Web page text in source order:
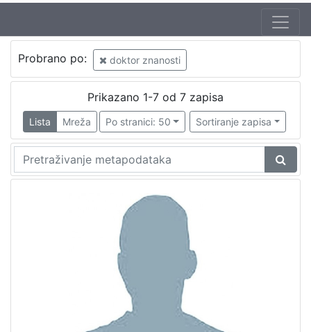
Probrano po: doktor znanosti
Prikazano 1-7 od 7 zapisa
Lista Mreža Po stranici: 50 Sortiranje zapisa